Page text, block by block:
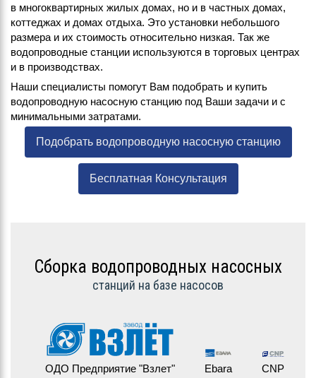
в многоквартирных жилых домах, но и в частных домах,
коттеджах и домах отдыха. Это установки небольшого
размера и их стоимость относительно низкая. Так же
водопроводные станции используются в торговых центрах
и в производствах.
Наши специалисты помогут Вам подобрать и купить
водопроводную насосную станцию под Ваши задачи и с
минимальными затратами.
Подобрать водопроводную насосную станцию
Бесплатная Консультация
Сборка водопроводных насосных
станций на базе насосов
ОДО Предприятие "Взлет" Ebara CNP